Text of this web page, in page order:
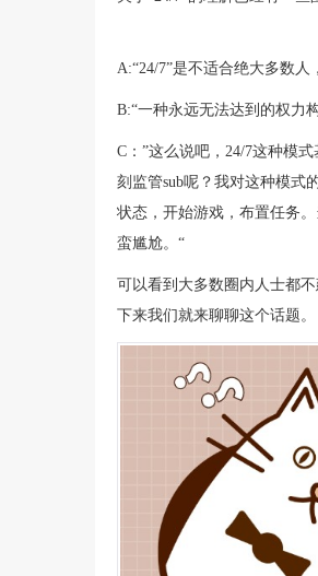
A:“24/7”是不适合绝大多数
B:“一种永远无法达到的权力
C：”这么说吧，24/7这种模
刻监管sub呢？我对这种模式
状态，开始游戏，布置任务
蛮尴尬。“
可以看到大多数圈内人士都
下来我们就来聊聊这个话题。